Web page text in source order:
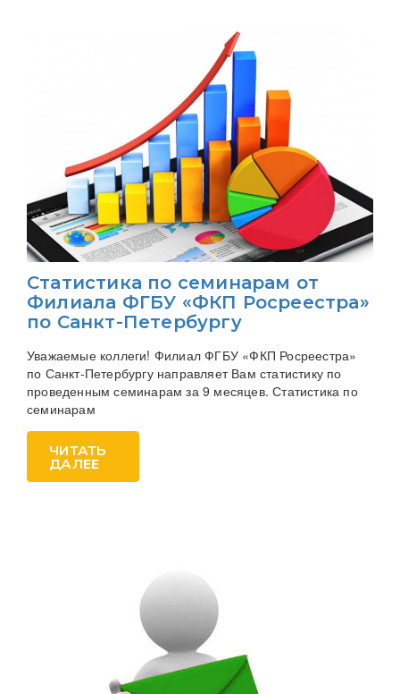
Статистика по семинарам от
Филиала ФГБУ «ФКП Росреестра»
по Санкт-Петербургу
Уважаемые коллеги! Филиал ФГБУ «ФКП Росреестра»
по Санкт-Петербургу направляет Вам статистику по
проведенным семинарам за 9 месяцев. Статистика по
семинарам
ЧИТАТЬ
ДАЛЕЕ